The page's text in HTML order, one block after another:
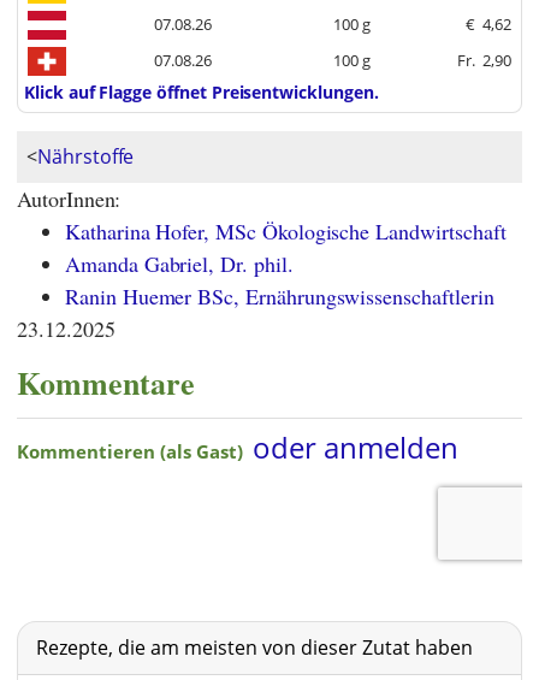
07.08.26
100 g € 4,62
07.08.26
100 g Fr. 2,90
Klick auf Flagge öffnet Preisentwicklungen.
<Nährstoffe
AutorInnen:
Katharina Hofer, MSc Ökologische Landwirtschaft
Amanda Gabriel, Dr. phil.
Ranin Huemer BSc, Ernährungswissenschaftlerin
23.12.2025
Kommentare
Rezepte, die am meisten von dieser Zutat haben